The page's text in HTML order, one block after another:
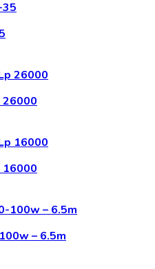
26000
16000
– 6.5m